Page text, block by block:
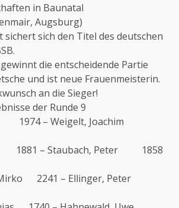
in Baunatal
Augsburg)
sichert sich den Titel des deutschen
die entscheidende Partie
und ist neue Frauenmeisterin.
an die Sieger!
der Runde 9
1974 – Weigelt, Joachim
1881 – Staubach, Peter 1858
Mirko 2241 – Ellinger, Peter